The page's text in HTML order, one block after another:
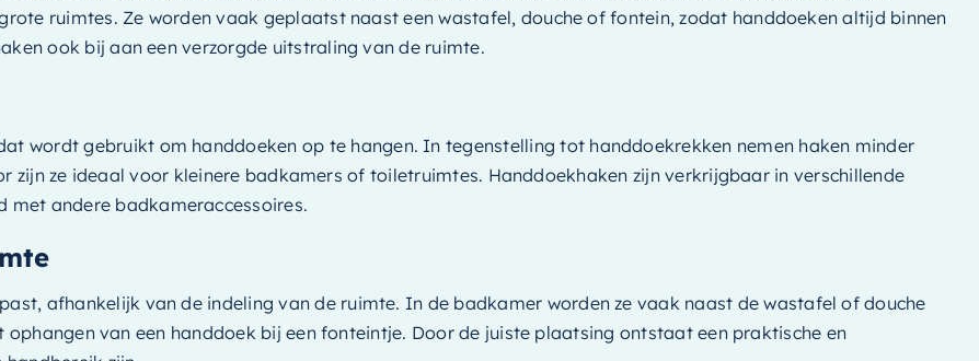
ruimtes. Ze worden vaak geplaatst naast een wastafel, douche of fontein, zodat handdoeken altijd binnen
ook bij aan een verzorgde uitstraling van de ruimte.
wordt gebruikt om handdoeken op te hangen. In tegenstelling tot handdoekrekken nemen haken minder
zijn ze ideaal voor kleinere badkamers of toiletruimtes. Handdoekhaken zijn verkrijgbaar in verschillende
met andere badkameraccessoires.
afhankelijk van de indeling van de ruimte. In de badkamer worden ze vaak naast de wastafel of douche
van een handdoek bij een fonteintje. Door de juiste plaatsing ontstaat een praktische en